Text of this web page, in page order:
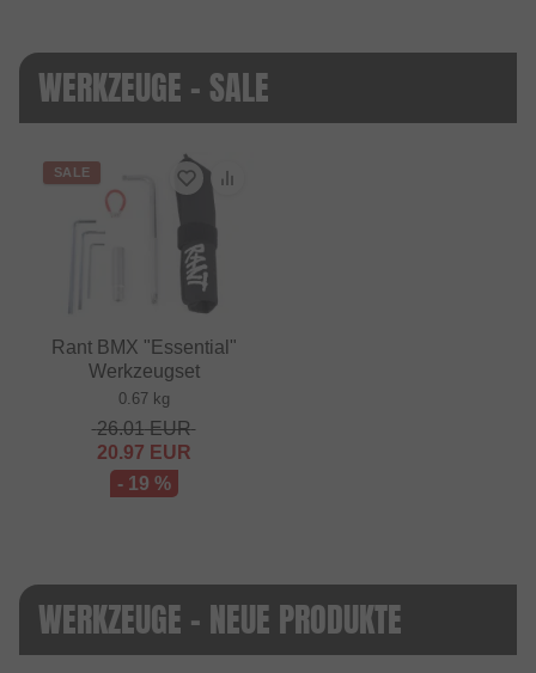
WERKZEUGE - SALE
SALE
Rant BMX "Essential"
Werkzeugset
0.67 kg
26.01EUR
20.97 EUR
- 19 %
WERKZEUGE - NEUE PRODUKTE